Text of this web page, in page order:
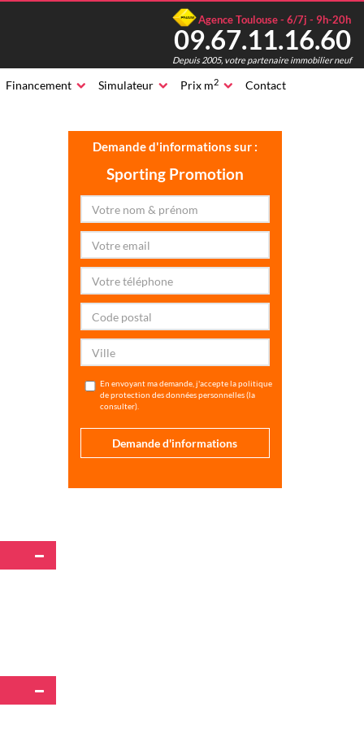
Agence Toulouse - 6/7j - 9h-20h
09.67.11.16.60
Depuis 2005, votre partenaire immobilier neuf
Financement Simulateur Prix m2 Contact
Demande d'informations sur :
Sporting Promotion
En envoyant ma demande, j'accepte la politique
de protection des données personnelles (la
consulter).